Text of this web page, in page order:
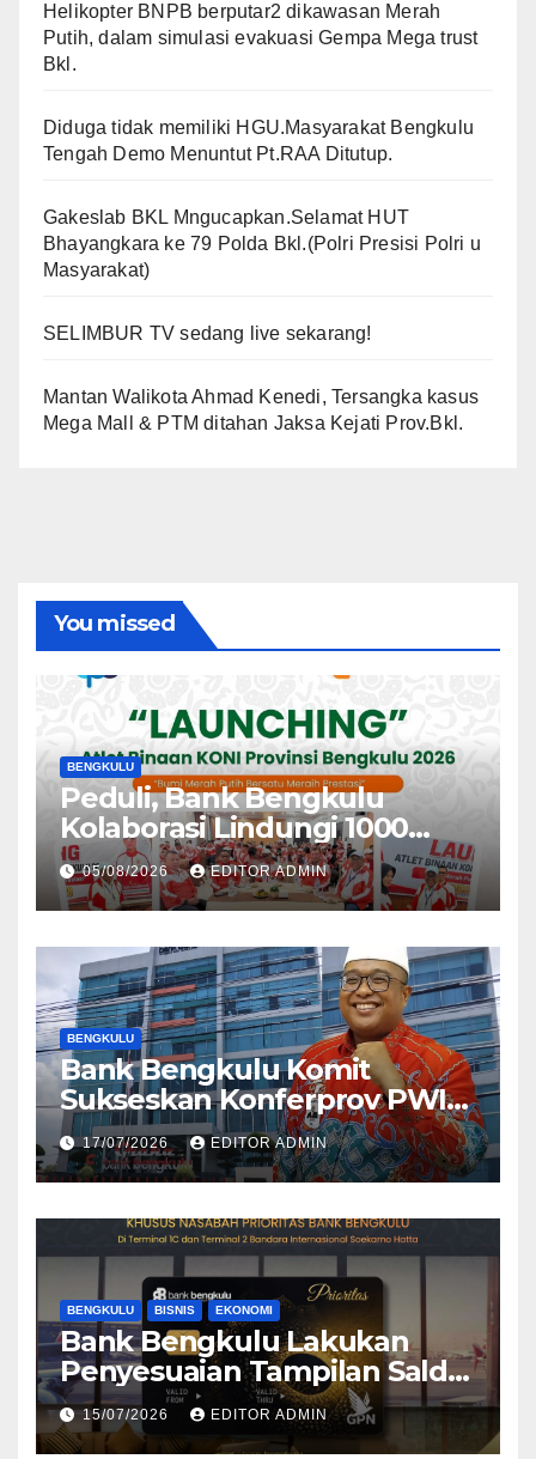
Helikopter BNPB berputar2 dikawasan Merah
Putih, dalam simulasi evakuasi Gempa Mega trust
Bkl.
Diduga tidak memiliki HGU.Masyarakat Bengkulu
Tengah Demo Menuntut Pt.RAA Ditutup.
Gakeslab BKL Mngucapkan.Selamat HUT
Bhayangkara ke 79 Polda Bkl.(Polri Presisi Polri u
Masyarakat)
SELIMBUR TV sedang live sekarang!
Mantan Walikota Ahmad Kenedi, Tersangka kasus
Mega Mall & PTM ditahan Jaksa Kejati Prov.Bkl.
You missed
BENGKULU
Peduli, Bank Bengkulu
Kolaborasi Lindungi 1000
Atlet
05/08/2026 EDITOR ADMIN
BENGKULU
Bank Bengkulu Komit
Sukseskan Konferprov PWI
Bengkulu 2026
17/07/2026 EDITOR ADMIN
BENGKULU BISNIS EKONOMI
Bank Bengkulu Lakukan
Penyesuaian Tampilan Saldo
Efektif, Perkuat Komitmen
Peningkatan Layanan
15/07/2026 EDITOR ADMIN